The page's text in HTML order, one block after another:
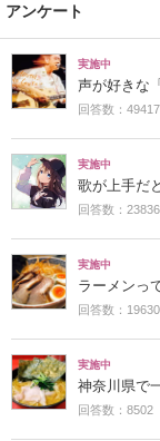
アンケート
実施中
声が好きな
回答数：49417
実施中
歌が上手だ
回答数：23836
実施中
ラーメンっ
回答数：19630
実施中
神奈川県で
回答数：8502